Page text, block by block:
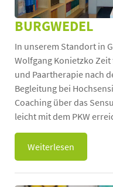
BURGWEDEL
In unserem Standort in
Wolfgang Konietzko
und Paartherapie nach
Begleitung bei
Coaching über das
leicht mit dem PKW
Weiterlesen